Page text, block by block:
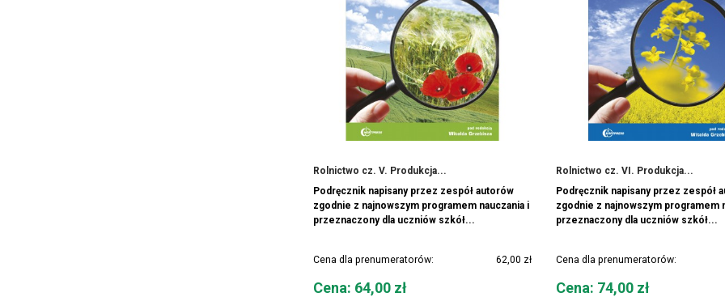
Rolnictwo cz. V. Produkcja...
Podręcznik napisany przez zespół autorów
zgodnie z najnowszym programem nauczania i
przeznaczony dla uczniów szkół...
Cena dla prenumeratorów: 62,00 zł
Cena
Cena: 64,00 zł
Rolnictwo cz. VI. Produkcja...
Podręcznik napisany przez zespół
zgodnie z najnowszym programem
przeznaczony dla uczniów szkół...
Cena dla prenumeratorów:
Cena
Cena: 74,00 zł